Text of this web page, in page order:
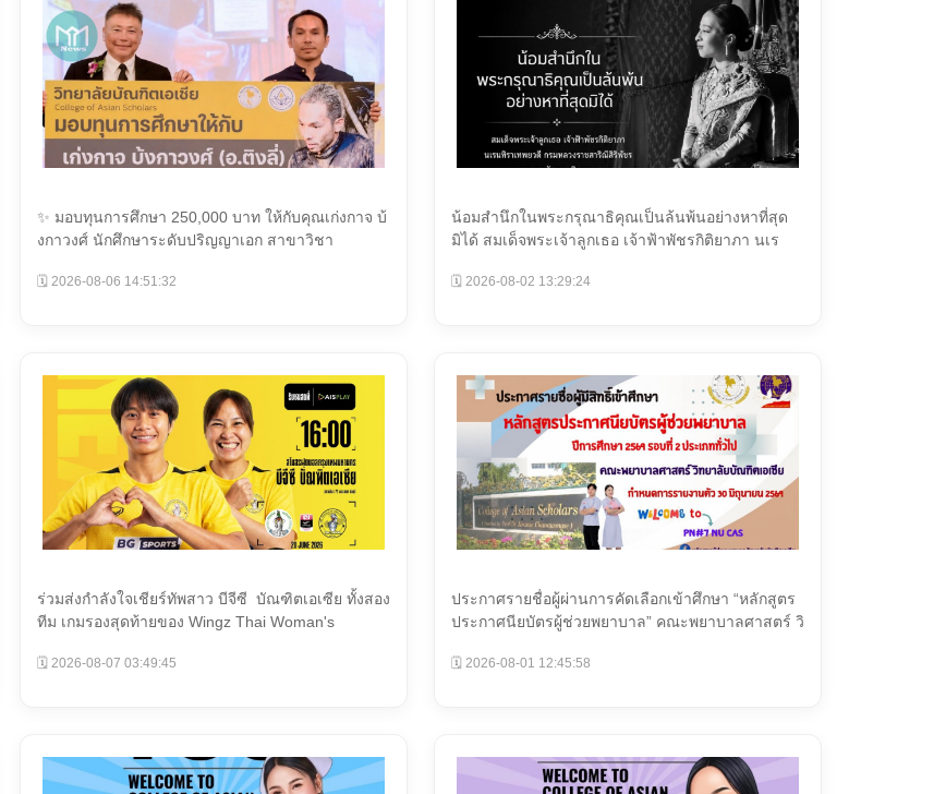
✨ มอบทุนการศึกษา 250,000 บาท ให้กับคุณเก่งกาจ บ้
งกาวงศ์ นักศึกษาระดับปริญญาเอก สาขาวิชา
🗓️ 2026-08-06 14:51:32
น้อมสำนึกในพระกรุณาธิคุณเป็นล้นพ้นอย่างหาที่สุด
มิได้ สมเด็จพระเจ้าลูกเธอ เจ้าฟ้าพัชรกิติยาภา นเร
🗓️ 2026-08-02 13:29:24
ร่วมส่งกำลังใจเชียร์ทัพสาว บีจีซี บัณฑิตเอเซีย ทั้งสอง
ทีม เกมรองสุดท้ายของ Wingz Thai Woman's
🗓️ 2026-08-07 03:49:45
ประกาศรายชื่อผู้ผ่านการคัดเลือกเข้าศึกษา “หลักสูตร
ประกาศนียบัตรผู้ช่วยพยาบาล” คณะพยาบาลศาสตร์ วิ
🗓️ 2026-08-01 12:45:58